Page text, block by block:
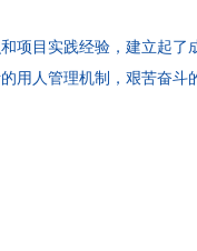
项目实践经验，建立起了
用人管理机制，艰苦奋斗